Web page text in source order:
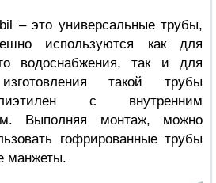
– это универсальные трубы,
используются как для
водоснабжения, так и для
такой трубы
с внутренним
Выполняя монтаж, можно
гофрированные трубы
манжеты.